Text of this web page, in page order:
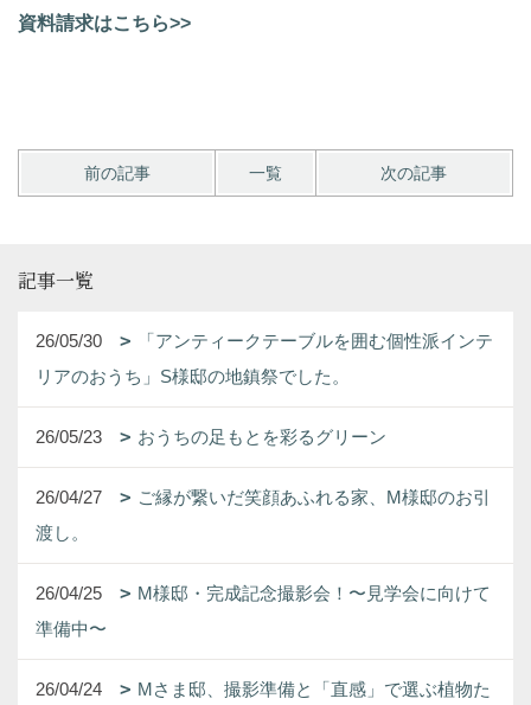
資料請求はこちら>>
前の記事 一覧 次の記事
記事一覧
26/05/30
「アンティークテーブルを囲む個性派インテ
リアのおうち」S様邸の地鎮祭でした。
26/05/23 おうちの足もとを彩るグリーン
26/04/27
ご縁が繋いだ笑顔あふれる家、M様邸のお引
渡し。
26/04/25
M様邸・完成記念撮影会！〜見学会に向けて
準備中〜
26/04/24
Mさま邸、撮影準備と「直感」で選ぶ植物た